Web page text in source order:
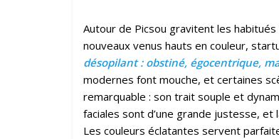
Autour de Picsou gravitent les habitués
nouveaux venus hauts en couleur,
désopilant : obstiné, égocentrique,
modernes font mouche, et certaines
remarquable : son trait souple et
faciales sont d’une grande justesse,
Les couleurs éclatantes servent